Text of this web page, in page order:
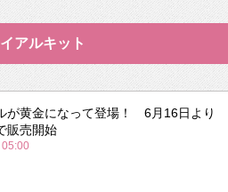
イアルキット
が黄金になって登場！ 6月16日より
販売開始